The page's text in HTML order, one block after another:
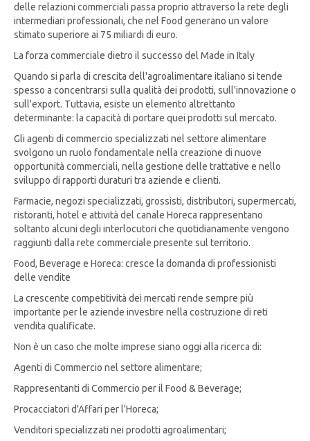
delle relazioni commerciali passa proprio attraverso la rete degli
intermediari professionali, che nel Food generano un valore
stimato superiore ai 75 miliardi di euro.
La forza commerciale dietro il successo del Made in Italy
Quando si parla di crescita dell'agroalimentare italiano si tende
spesso a concentrarsi sulla qualità dei prodotti, sull'innovazione o
sull'export. Tuttavia, esiste un elemento altrettanto
determinante: la capacità di portare quei prodotti sul mercato.
Gli agenti di commercio specializzati nel settore alimentare
svolgono un ruolo fondamentale nella creazione di nuove
opportunità commerciali, nella gestione delle trattative e nello
sviluppo di rapporti duraturi tra aziende e clienti.
Farmacie, negozi specializzati, grossisti, distributori, supermercati,
ristoranti, hotel e attività del canale Horeca rappresentano
soltanto alcuni degli interlocutori che quotidianamente vengono
raggiunti dalla rete commerciale presente sul territorio.
Food, Beverage e Horeca: cresce la domanda di professionisti
delle vendite
La crescente competitività dei mercati rende sempre più
importante per le aziende investire nella costruzione di reti
vendita qualificate.
Non è un caso che molte imprese siano oggi alla ricerca di:
Agenti di Commercio nel settore alimentare;
Rappresentanti di Commercio per il Food & Beverage;
Procacciatori d'Affari per l'Horeca;
Venditori specializzati nei prodotti agroalimentari;